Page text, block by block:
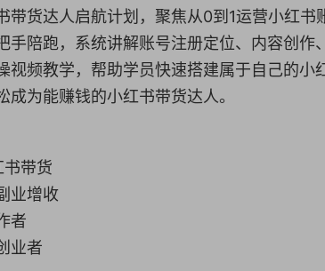
带货达人启航计划，聚焦从0到1运营小红书
陪跑，系统讲解账号注册定位、内容创作
视频教学，帮助学员快速搭建属于自己的小
为能赚钱的小红书带货达人。
带货
业增收
者
业者